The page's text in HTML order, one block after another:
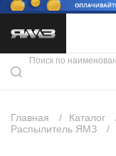
Каталог продукции
Скидки
Контакты
Главная Каталог
Распылитель ЯМЗ